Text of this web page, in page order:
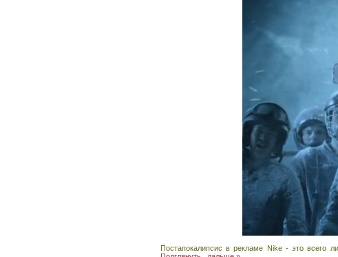
Постапокалипсис в рекламе Nike - это всего